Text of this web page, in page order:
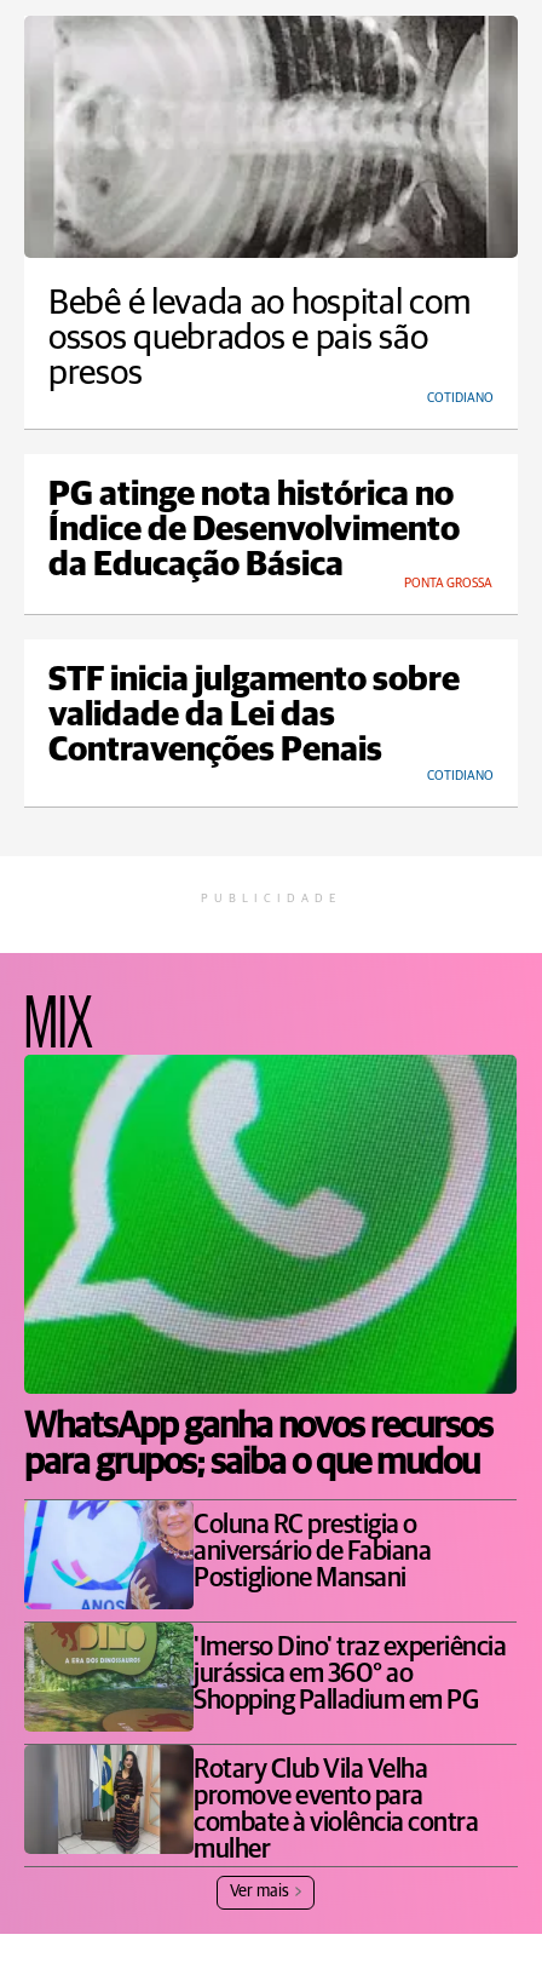
Bebê é levada ao hospital com
ossos quebrados e pais são
presos
COTIDIANO
PG atinge nota histórica no
Índice de Desenvolvimento
da Educação Básica
PONTA GROSSA
STF inicia julgamento sobre
validade da Lei das
Contravenções Penais
COTIDIANO
PUBLICIDADE
MIX
WhatsApp ganha novos recursos
para grupos; saiba o que mudou
Coluna RC prestigia o
aniversário de Fabiana
Postiglione Mansani
'Imerso Dino' traz experiência
jurássica em 360° ao
Shopping Palladium em PG
Rotary Club Vila Velha
promove evento para
combate à violência contra
mulher
Ver mais